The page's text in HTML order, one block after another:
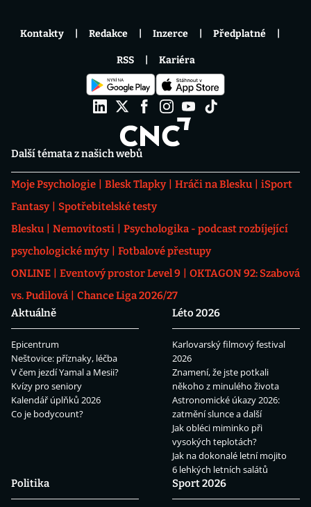
Další témata z našich webů
Moje Psychologie Blesk Tlapky Hráči na Blesku
iSport
Fantasy
Spotřebitelské testy
Blesku
Nemovitosti
Psychologika - podcast rozbíjející
psychologické mýty
Fotbalové přestupy
ONLINE
Eventový prostor Level 9
OKTAGON 92: Szabová
vs. Pudilová
Chance Liga 2026/27
Aktuálně
Epicentrum
Neštovice: příznaky, léčba
V čem jezdí Yamal a Mesii?
Kvízy pro seniory
Kalendář úplňků 2026
Co je bodycount?
Léto 2026
Karlovarský filmový festival
2026
Znamení, že jste potkali
někoho z minulého života
Astronomické úkazy 2026:
zatmění slunce a další
Jak obléci miminko při
vysokých teplotách?
Jak na dokonalé letní mojito
6 lehkých letních salátů
Politika
Sport 2026
Kontakty Redakce Inzerce Předplatné
RSS Kariéra